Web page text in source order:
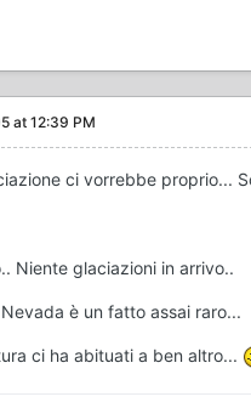
at 12:39 PM
ci vorrebbe proprio...
Niente glaciazioni in arrivo..
è un fatto assai raro...
ci ha abituati a ben altro...